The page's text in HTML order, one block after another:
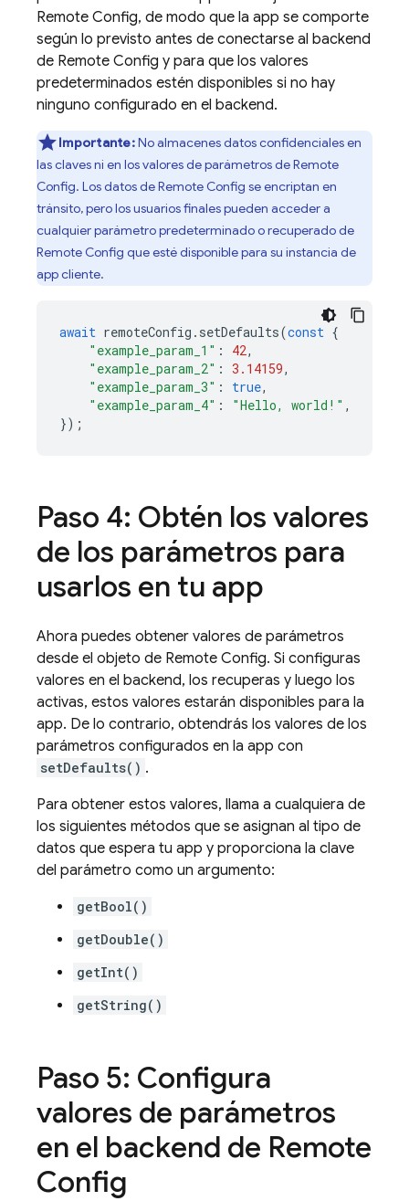
Remote Config, de modo que la app se comporte
según lo previsto antes de conectarse al backend
de Remote Config y para que los valores
predeterminados estén disponibles si no hay
ninguno configurado en el backend.
Importante:No almacenes datos confidenciales en
las claves ni en los valores de parámetros de Remote
Config. Los datos de Remote Config se encriptan en
tránsito, pero los usuarios finales pueden acceder a
cualquier parámetro predeterminado o recuperado de
Remote Config que esté disponible para su instancia de
app cliente.
await remoteConfig . setDefaults(const {
"example_param_1" : 42,
"example_param_2" : 3.14159,
"example_param_3" : true,
"example_param_4" : "Hello, world!" ,
});
Paso 4: Obtén los valores
de los parámetros para
usarlos en tu app
Ahora puedes obtener valores de parámetros
desde el objeto de Remote Config. Si configuras
valores en el backend, los recuperas y luego los
activas, estos valores estarán disponibles para la
app. De lo contrario, obtendrás los valores de los
parámetros configurados en la app con
setDefaults() .
Para obtener estos valores, llama a cualquiera de
los siguientes métodos que se asignan al tipo de
datos que espera tu app y proporciona la clave
del parámetro como un argumento:
getBool()
getDouble()
getInt()
getString()
Paso 5: Configura
valores de parámetros
en el backend de Remote
Config